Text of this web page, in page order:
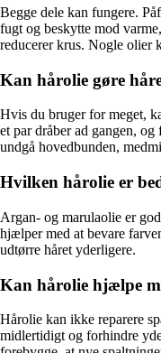
Begge dele kan fungere.
fugt og beskytte mod
reducerer krus. Nogle olier
Kan hårolie gøre
Hvis du bruger for meget,
et par dråber ad gangen,
undgå hovedbunden,
Hvilken hårolie er
Argan- og marulaolie er
hjælper med at bevare
udtørre håret yderligere.
Kan hårolie hjælpe
Hårolie kan ikke reparere
midlertidigt og forhindre